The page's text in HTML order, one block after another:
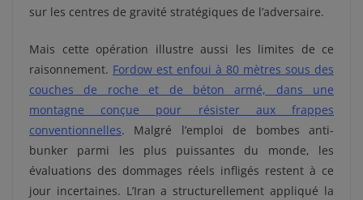
sur les centres de gravité stratégiques de l’adversaire.
Mais cette opération illustre aussi les limites de ce
raisonnement. Fordow est enfoui à 80 mètres sous des
couches de roche et de béton armé, dans une
montagne conçue pour résister aux frappes
conventionnelles. Malgré l’emploi de bombes anti-
bunker parmi les plus puissantes du monde, les
évaluations des dommages réels infligés restent à ce
jour incertaines. L’Iran a structurellement appliqué la